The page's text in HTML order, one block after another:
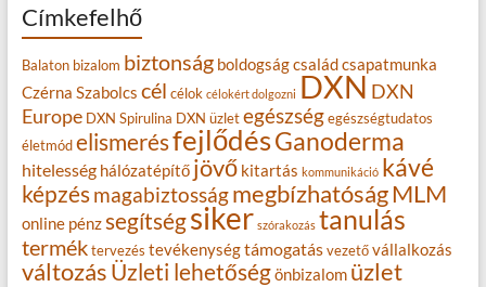
Címkefelhő
Balaton bizalom biztonság boldogságcsaládcsapatmunka
Czérna Szabolcs cél célok célokért dolgozni DXNDXN
Europe DXN Spirulina DXN üzlet egészség egészségtudatos
életmód elismerésfejlődésGanoderma
hitelesség hálózatépítő jövő kitartás kommunikáció kávé
képzésmagabiztosságmegbízhatóságMLM
online pénz segítségsiker szórakozás tanulás
termék tervezés tevékenységtámogatás vezető vállalkozás
változás Üzleti lehetőségönbizalom üzlet